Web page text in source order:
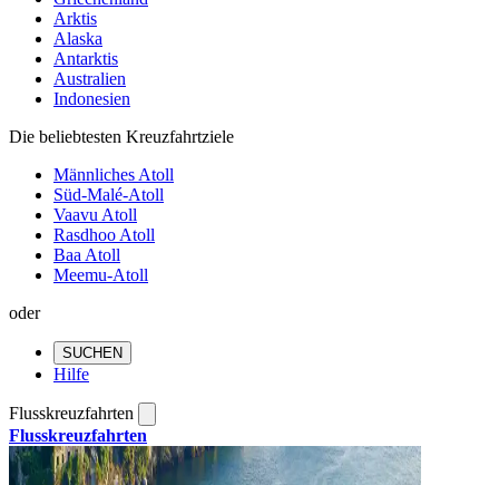
Arktis
Alaska
Antarktis
Australien
Indonesien
Die beliebtesten Kreuzfahrtziele
Männliches Atoll
Süd-Malé-Atoll
Vaavu Atoll
Rasdhoo Atoll
Baa Atoll
Meemu-Atoll
oder
SUCHEN
Hilfe
Flusskreuzfahrten
Flusskreuzfahrten